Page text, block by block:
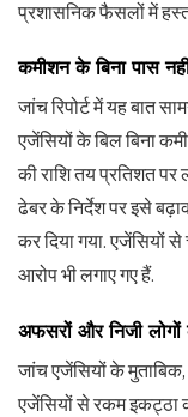
प्रशासनिक फैसलों में
कमीशन के बिना पास
जांच रिपोर्ट में यह बात
एजेंसियों के बिल बिना
की राशि तय प्रतिशत पर
ढेबर के निर्देश पर इसे
कर दिया गया. एजेंसियों
आरोप भी लगाए गए हैं.
अफसरों और निजी लोगों
जांच एजेंसियों के
एजेंसियों से रकम इकट्ठा